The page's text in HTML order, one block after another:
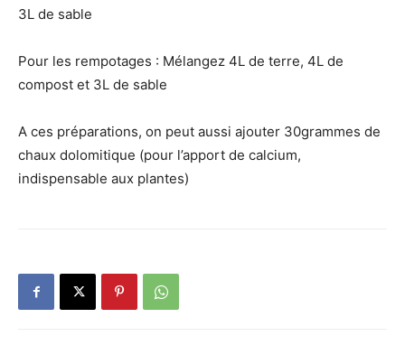
3L de sable
Pour les rempotages : Mélangez 4L de terre, 4L de
compost et 3L de sable
A ces préparations, on peut aussi ajouter 30grammes de
chaux dolomitique (pour l’apport de calcium,
indispensable aux plantes)